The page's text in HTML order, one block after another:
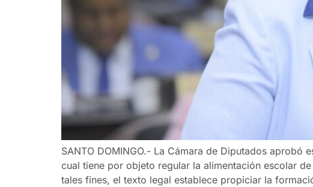
SANTO DOMINGO.- La Cámara de Diputados
cual tiene por objeto regular la alimentación escolar
tales fines, el texto legal establece propiciar la